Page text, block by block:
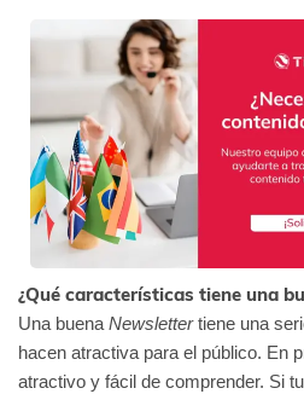
¿Qué características tiene una
Una buena Newslettertiene una
hacen atractiva para el público. En
atractivo y fácil de comprender. Si